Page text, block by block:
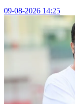
09-08-2026 14:25